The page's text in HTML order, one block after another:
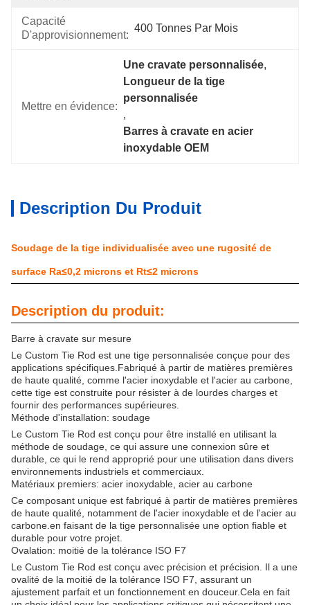
Capacité
D'approvisionnement:
400 Tonnes Par Mois
Mettre en évidence:
Une cravate personnalisée,
Longueur de la tige
personnalisée
,
Barres à cravate en acier
inoxydable OEM
Description Du Produit
Soudage de la tige individualisée avec une rugosité de
surface Ra≤0,2 microns et Rt≤2 microns
Description du produit:
Barre à cravate sur mesure
Le Custom Tie Rod est une tige personnalisée conçue pour des
applications spécifiques.Fabriqué à partir de matières premières
de haute qualité, comme l'acier inoxydable et l'acier au carbone,
cette tige est construite pour résister à de lourdes charges et
fournir des performances supérieures.
Méthode d'installation: soudage
Le Custom Tie Rod est conçu pour être installé en utilisant la
méthode de soudage, ce qui assure une connexion sûre et
durable, ce qui le rend approprié pour une utilisation dans divers
environnements industriels et commerciaux.
Matériaux premiers: acier inoxydable, acier au carbone
Ce composant unique est fabriqué à partir de matières premières
de haute qualité, notamment de l'acier inoxydable et de l'acier au
carbone.en faisant de la tige personnalisée une option fiable et
durable pour votre projet.
Ovalation: moitié de la tolérance ISO F7
Le Custom Tie Rod est conçu avec précision et précision. Il a une
ovalité de la moitié de la tolérance ISO F7, assurant un
ajustement parfait et un fonctionnement en douceur.Cela en fait